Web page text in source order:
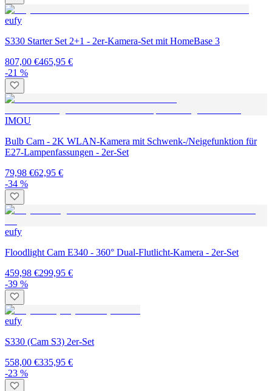
eufy
S330 Starter Set 2+1 - 2er-Kamera-Set mit HomeBase 3
807,00 €465,95 €
-21 %
IMOU
Bulb Cam - 2K WLAN-Kamera mit Schwenk-/Neigefunktion für
E27-Lampenfassungen - 2er-Set
79,98 €62,95 €
-34 %
eufy
Floodlight Cam E340 - 360° Dual-Flutlicht-Kamera - 2er-Set
459,98 €299,95 €
-39 %
eufy
S330 (Cam S3) 2er-Set
558,00 €335,95 €
-23 %